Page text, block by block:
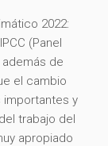
2022:
(Panel
de
el cambio
importantes y
trabajo del
apropiado